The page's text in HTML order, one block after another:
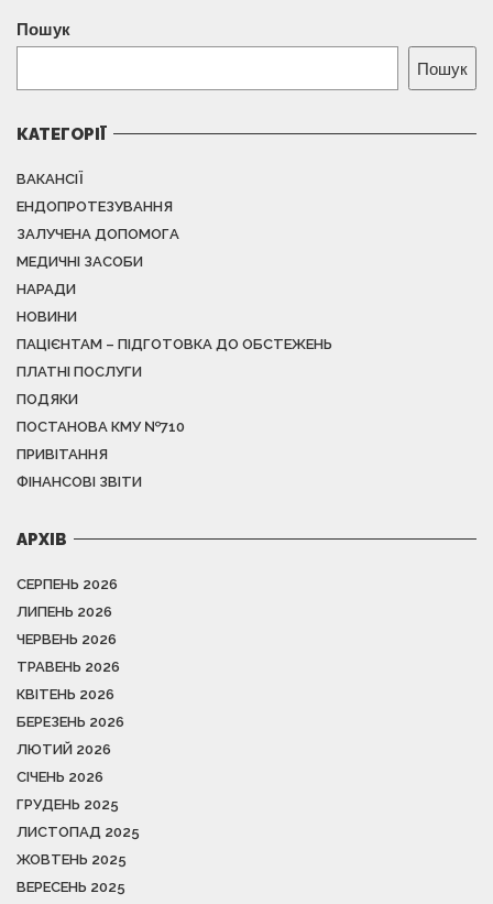
Пошук
Пошук
КАТЕГОРІЇ
ВАКАНСІЇ
ЕНДОПРОТЕЗУВАННЯ
ЗАЛУЧЕНА ДОПОМОГА
МЕДИЧНІ ЗАСОБИ
НАРАДИ
НОВИНИ
ПАЦІЄНТАМ – ПІДГОТОВКА ДО ОБСТЕЖЕНЬ
ПЛАТНІ ПОСЛУГИ
ПОДЯКИ
ПОСТАНОВА КМУ №710
ПРИВІТАННЯ
ФІНАНСОВІ ЗВІТИ
АРХІВ
СЕРПЕНЬ 2026
ЛИПЕНЬ 2026
ЧЕРВЕНЬ 2026
ТРАВЕНЬ 2026
КВІТЕНЬ 2026
БЕРЕЗЕНЬ 2026
ЛЮТИЙ 2026
СІЧЕНЬ 2026
ГРУДЕНЬ 2025
ЛИСТОПАД 2025
ЖОВТЕНЬ 2025
ВЕРЕСЕНЬ 2025